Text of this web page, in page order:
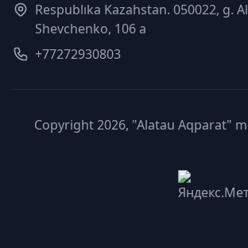
Respublıka Kazahstan. 050022, g.
Shevchenko, 106 a
+77272930803
Copyright 2026, "Alatau Aqparat"